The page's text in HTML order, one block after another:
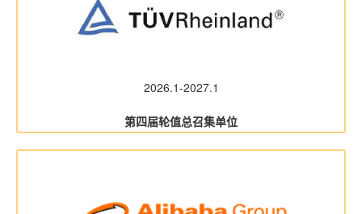
2026.1-2027.1
第四届轮值总召集单位